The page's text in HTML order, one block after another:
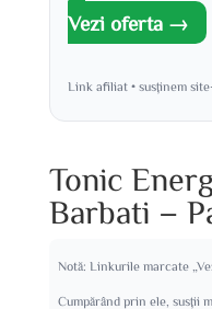
Vezi oferta →
Link afiliat • susținem
Tonic
Barbati –
Notă: Linkurile marcate
Cumpărând prin ele, susții